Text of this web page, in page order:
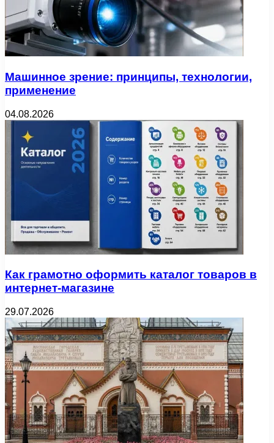
Машинное зрение: принципы, технологии,
применение
04.08.2026
Как грамотно оформить каталог товаров в
интернет-магазине
29.07.2026